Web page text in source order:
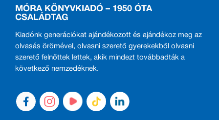
MÓRA KÖNYVKIADÓ – 1950 ÓTA
CSALÁDTAG
Kiadónk generációkat ajándékozott és ajándékoz meg az
olvasás örömével, olvasni szerető gyerekekből olvasni
szerető felnőttek lettek, akik mindezt továbbadták a
következő nemzedéknek.